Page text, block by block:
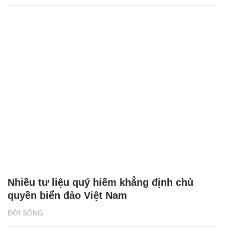
ĐỜI SỐNG
Nhiều tư liệu quý hiếm khẳng định chủ
quyền biển đảo Việt Nam